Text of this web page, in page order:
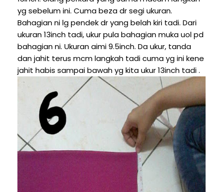
yg sebelum ini. Cuma beza dr segi ukuran.
Bahagian ni lg pendek dr yang belah kiri tadi. Dari
ukuran 13inch tadi, ukur pula bahagian muka uol pd
bahagian ni. Ukuran aimi 9.5inch. Da ukur, tanda
dan jahit terus mcm langkah tadi cuma yg ini kene
jahit habis sampai bawah yg kita ukur 13inch tadi .